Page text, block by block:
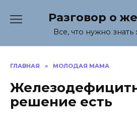
содержанию
Разговор о
Все, что нужно
ГЛАВНАЯ » МОЛОДАЯ МАМА
решение есть